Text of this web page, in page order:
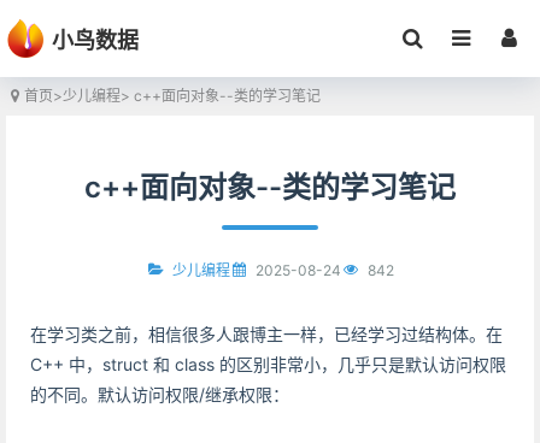
小鸟数据
首页>少儿编程> c++面向对象--类的学习笔记
c++面向对象--类的学习笔记
少儿编程 2025-08-24 842
在学习类之前，相信很多人跟博主一样，已经学习过结构体。在
C++ 中，struct 和 class 的区别非常小，几乎只是默认访问权限
的不同。默认访问权限/继承权限：